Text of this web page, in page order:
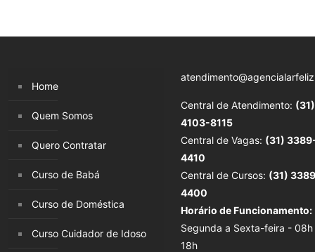
Home
Quem Somos
Quero Contratar
Curso de Babá
Curso de Doméstica
Curso Cuidador de Idoso
Central de Atendimento: (31)
4103-8115
Central de Vagas: (31)
4410
Central de Cursos: (31)
4400
Horário de Funcionamento:
Segunda a Sexta-feira - 08h
18h